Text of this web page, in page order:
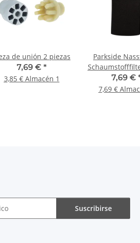
de unión 2 piezas
7,69 € *
3,85 € Almacén 1
Parkside
einseitig
7,69 €
7,69 €
Suscribirse